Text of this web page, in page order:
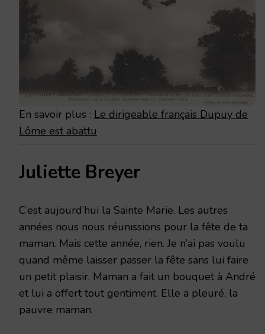
En savoir plus : Le dirigeable français Dupuy de
Lôme est abattu
Juliette Breyer
C’est aujourd’hui la Sainte Marie. Les autres
années nous nous réunissions pour la fête de ta
maman. Mais cette année, rien. Je n’ai pas voulu
quand même laisser passer la fête sans lui faire
un petit plaisir. Maman a fait un bouquet à André
et lui a offert tout gentiment. Elle a pleuré, la
pauvre maman.